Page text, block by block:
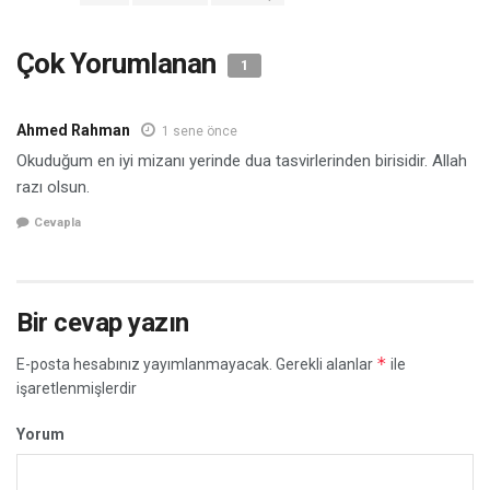
Çok Yorumlanan 1
Ahmed Rahman 1 sene önce
Okuduğum en iyi mizanı yerinde dua tasvirlerinden birisidir. Allah
razı olsun.
Cevapla
Bir cevap yazın
E-posta hesabınız yayımlanmayacak. Gerekli alanlar * ile
işaretlenmişlerdir
Yorum